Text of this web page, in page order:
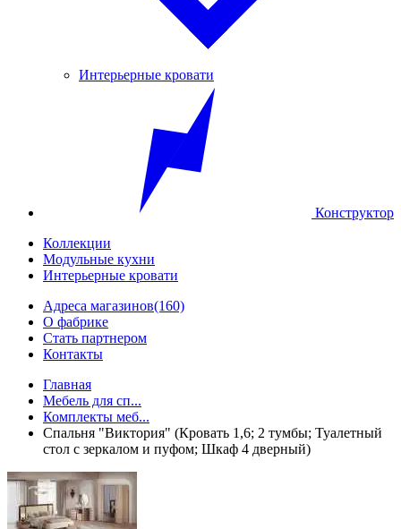
Интерьерные кровати
Конструктор
Коллекции
Модульные кухни
Интерьерные кровати
Адреса магазинов(160)
О фабрике
Стать партнером
Контакты
Главная
Мебель для сп...
Комплекты меб...
Спальня "Виктория" (Кровать 1,6; 2 тумбы; Туалетный
стол с зеркалом и пуфом; Шкаф 4 дверный)